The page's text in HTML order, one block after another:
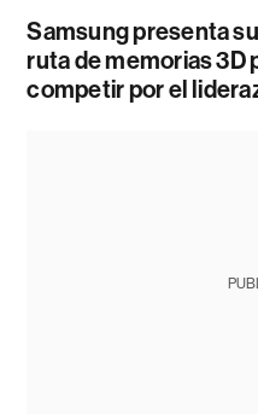
Samsung presenta
ruta de memorias 3D
competir por el